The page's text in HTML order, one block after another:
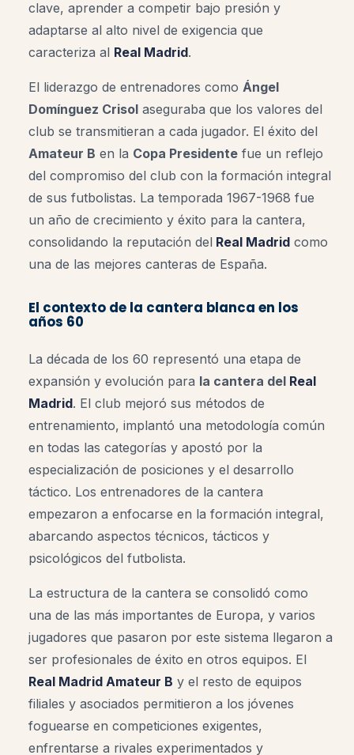
clave, aprender a competir bajo presión y
adaptarse al alto nivel de exigencia que
caracteriza al Real Madrid.
El liderazgo de entrenadores como Ángel
Domínguez Crisol aseguraba que los valores del
club se transmitieran a cada jugador. El éxito del
Amateur B en la Copa Presidente fue un reflejo
del compromiso del club con la formación integral
de sus futbolistas. La temporada 1967-1968 fue
un año de crecimiento y éxito para la cantera,
consolidando la reputación del Real Madrid como
una de las mejores canteras de España.
El contexto de la cantera blanca en los
años 60
La década de los 60 representó una etapa de
expansión y evolución para la cantera del Real
Madrid. El club mejoró sus métodos de
entrenamiento, implantó una metodología común
en todas las categorías y apostó por la
especialización de posiciones y el desarrollo
táctico. Los entrenadores de la cantera
empezaron a enfocarse en la formación integral,
abarcando aspectos técnicos, tácticos y
psicológicos del futbolista.
La estructura de la cantera se consolidó como
una de las más importantes de Europa, y varios
jugadores que pasaron por este sistema llegaron a
ser profesionales de éxito en otros equipos. El
Real Madrid Amateur B y el resto de equipos
filiales y asociados permitieron a los jóvenes
foguearse en competiciones exigentes,
enfrentarse a rivales experimentados y